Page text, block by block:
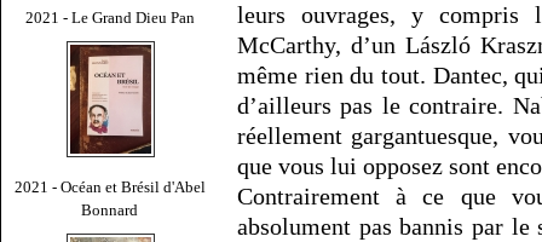
2021 - Le Grand Dieu Pan
2021 - Océan et Brésil d'Abel
Bonnard
leurs ouvrages, y compris
McCarthy, d’un László
même rien du tout. Dantec,
d’ailleurs pas le contraire.
réellement gargantuesque,
que vous lui opposez sont
Contrairement à ce que
absolument pas bannis par